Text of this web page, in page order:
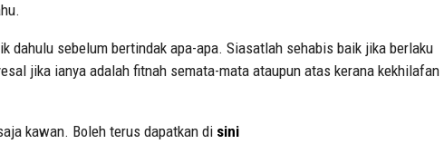
dahulu sebelum bertindak apa-apa. Siasatlah sehabis baik jika berlaku
jika ianya adalah fitnah semata-mata ataupun atas kerana kekhilafan
kawan. Boleh terus dapatkan di sini